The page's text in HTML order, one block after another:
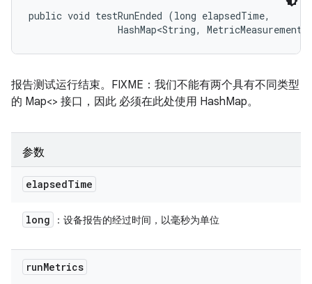
public void testRunEnded (long elapsedTime,
HashMap<String,
报告测试运行结束。FIXME：我们不能有两个具有不同类型
的 Map<> 接口，因此 必须在此处使用 HashMap。
参数
elapsedTime
long ：设备报告的经过时间，以毫秒为单位
runMetrics